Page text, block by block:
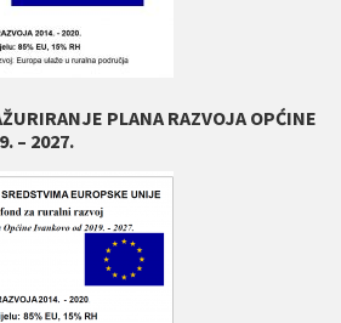
PLANA RAZVOJA OPĆINE
– 2027.